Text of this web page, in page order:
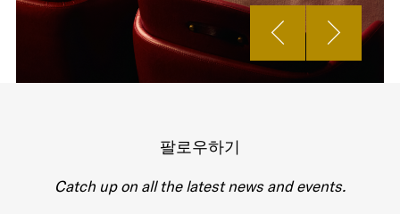
팔로우하기
Catch up on all the latest news and events.